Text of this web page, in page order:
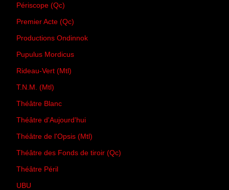
Périscope (Qc)
Premier Acte (Qc)
Productions Ondinnok
Pupulus Mordicus
Rideau-Vert (Mtl)
T.N.M. (Mtl)
Théâtre Blanc
Théâtre d'Aujourd'hui
Théâtre de l'Opsis (Mtl)
Théâtre des Fonds de tiroir (Qc)
Théâtre Péril
UBU